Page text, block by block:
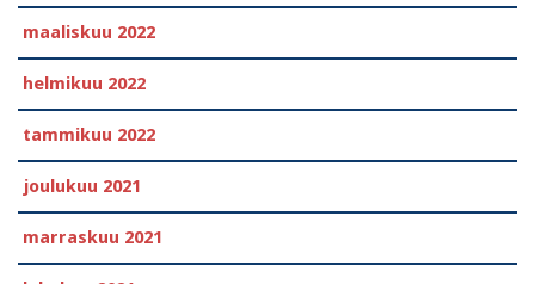
maaliskuu 2022
helmikuu 2022
tammikuu 2022
joulukuu 2021
marraskuu 2021